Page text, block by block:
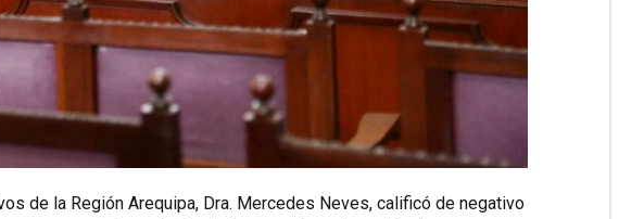
de la Región Arequipa, Dra. Mercedes Neves, calificó de negativo